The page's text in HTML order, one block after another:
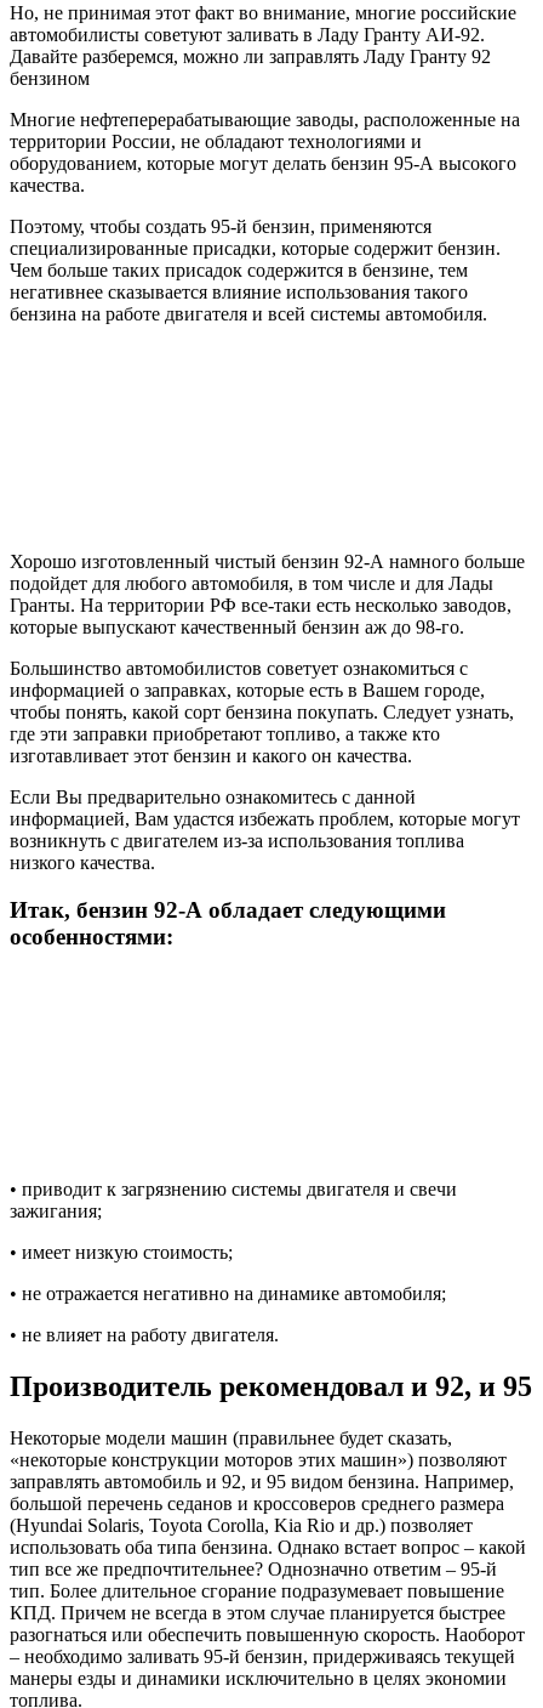
Но, не принимая этот факт во внимание, многие российские
автомобилисты советуют заливать в Ладу Гранту АИ-92.
Давайте разберемся, можно ли заправлять Ладу Гранту 92
бензином
Многие нефтеперерабатывающие заводы, расположенные на
территории России, не обладают технологиями и
оборудованием, которые могут делать бензин 95-А высокого
качества.
Поэтому, чтобы создать 95-й бензин, применяются
специализированные присадки, которые содержит бензин.
Чем больше таких присадок содержится в бензине, тем
негативнее сказывается влияние использования такого
бензина на работе двигателя и всей системы автомобиля.
Хорошо изготовленный чистый бензин 92-А намного больше
подойдет для любого автомобиля, в том числе и для Лады
Гранты. На территории РФ все-таки есть несколько заводов,
которые выпускают качественный бензин аж до 98-го.
Большинство автомобилистов советует ознакомиться с
информацией о заправках, которые есть в Вашем городе,
чтобы понять, какой сорт бензина покупать. Следует узнать,
где эти заправки приобретают топливо, а также кто
изготавливает этот бензин и какого он качества.
Если Вы предварительно ознакомитесь с данной
информацией, Вам удастся избежать проблем, которые могут
возникнуть с двигателем из-за использования топлива
низкого качества.
Итак, бензин 92-А обладает следующими
особенностями:
• приводит к загрязнению системы двигателя и свечи
зажигания;
• имеет низкую стоимость;
• не отражается негативно на динамике автомобиля;
• не влияет на работу двигателя.
Производитель рекомендовал и 92, и 95
Некоторые модели машин (правильнее будет сказать,
«некоторые конструкции моторов этих машин») позволяют
заправлять автомобиль и 92, и 95 видом бензина. Например,
большой перечень седанов и кроссоверов среднего размера
(Hyundai Solaris, Toyota Corolla, Kia Rio и др.) позволяет
использовать оба типа бензина. Однако встает вопрос – какой
тип все же предпочтительнее? Однозначно ответим – 95-й
тип. Более длительное сгорание подразумевает повышение
КПД. Причем не всегда в этом случае планируется быстрее
разогнаться или обеспечить повышенную скорость. Наоборот
– необходимо заливать 95-й бензин, придерживаясь текущей
манеры езды и динамики исключительно в целях экономии
топлива.